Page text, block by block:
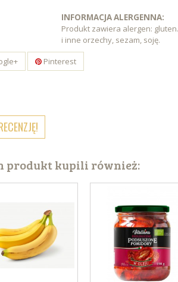
INFORMACJA ALERGENNA:
Produkt zawiera alergen:
i inne orzechy, sezam, soję.
Pinterest
produkt kupili również: